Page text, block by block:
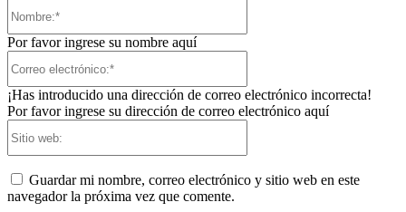
Por favor ingrese su nombre aquí
¡Has introducido una dirección de correo electrónico incorrecta!
Por favor ingrese su dirección de correo electrónico aquí
Guardar mi nombre, correo electrónico y sitio web en este
navegador la próxima vez que comente.